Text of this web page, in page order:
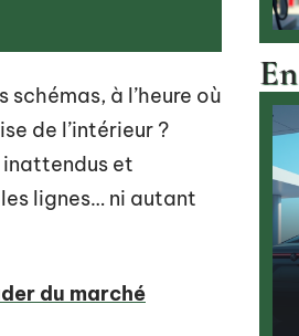
à l’heure où
de l’intérieur ?
inattendus et
lignes… ni autant
du marché